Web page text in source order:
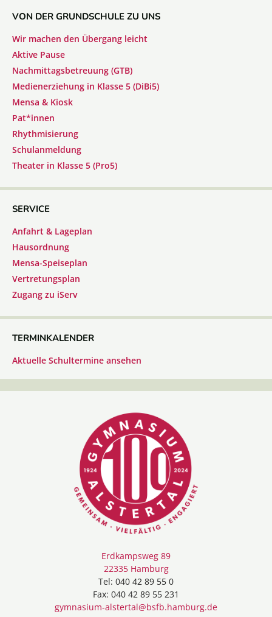
VON DER GRUNDSCHULE ZU UNS
Wir machen den Übergang leicht
Aktive Pause
Nachmittagsbetreuung (GTB)
Medienerziehung in Klasse 5 (DiBi5)
Mensa & Kiosk
Pat*innen
Rhythmisierung
Schulanmeldung
Theater in Klasse 5 (Pro5)
SERVICE
Anfahrt & Lageplan
Hausordnung
Mensa-Speiseplan
Vertretungsplan
Zugang zu iServ
TERMINKALENDER
Aktuelle Schultermine ansehen
Erdkampsweg 89
22335 Hamburg
Tel: 040 42 89 55 0
Fax: 040 42 89 55 231
gymnasium-alstertal@bsfb.hamburg.de